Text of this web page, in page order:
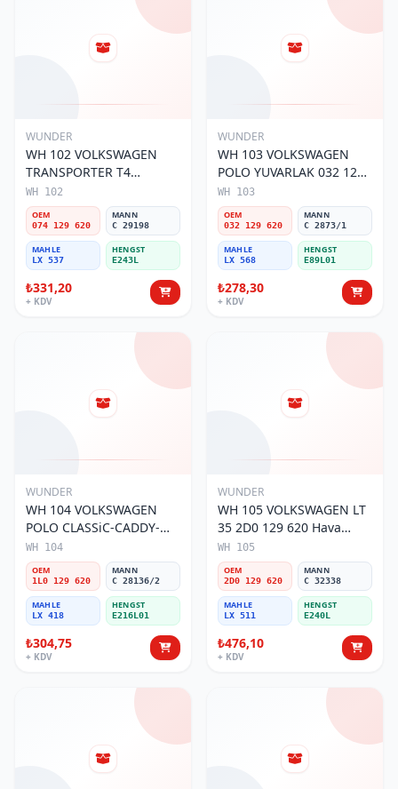
WUNDER
WH 102 VOLKSWAGEN
TRANSPORTER T4
(SÜNGERSiZ) 074 129 620
Hava Filtresi
WH 102
OEM
074 129 620
MANN
C 29198
MAHLE
LX 537
HENGST
E243L
₺331,20
+ KDV
WUNDER
WH 103 VOLKSWAGEN
POLO YUVARLAK 032 129
620 Hava Filtresi
WH 103
OEM
032 129 620
MANN
C 2873/1
MAHLE
LX 568
HENGST
E89L01
₺278,30
+ KDV
WUNDER
WH 104 VOLKSWAGEN
POLO CLASSiC-CADDY-
SEAT iBiZA 1L0 129 620
Hava Filtresi
WH 104
OEM
1L0 129 620
MANN
C 28136/2
MAHLE
LX 418
HENGST
E216L01
₺304,75
+ KDV
WUNDER
WH 105 VOLKSWAGEN LT
35 2D0 129 620 Hava
Filtresi
WH 105
OEM
2D0 129 620
MANN
C 32338
MAHLE
LX 511
HENGST
E240L
₺476,10
+ KDV